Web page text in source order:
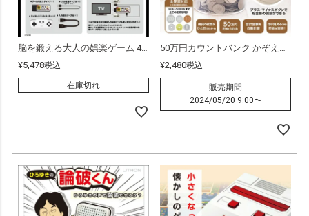
脳を鍛える大人の娯楽ゲーム 4 in 1
¥5,478税込
在庫切れ
50万円カウントバンク かぞえる君
¥2,480税込
販売期間
2024/05/20 9:00〜